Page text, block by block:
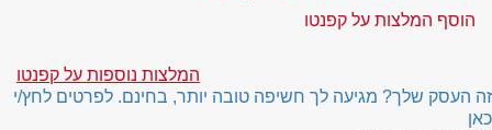
הוסף המלצות על קפנטו
המלצות נוספות על קפנטו
זה העסק שלך? מגיעה לך חשיפה טובה יותר, בחינם. לפרטים לחץ/י
כאן